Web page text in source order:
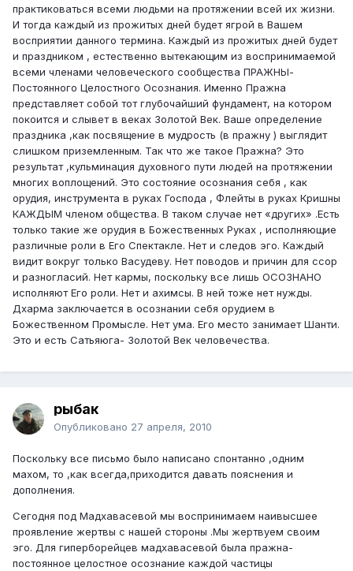
практиковаться всеми людьми на протяжении всей их жизни.
И тогда каждый из прожитых дней будет ягрой в Вашем
восприятии данного термина. Каждый из прожитых дней будет
и праздником , естественно вытекающим из воспринимаемой
всеми членами человеческого сообщества ПРАЖНЫ-
Постоянного Целостного Осознания. Именно Пражна
представляет собой тот глубочайший фундамент, на котором
покоится и слывет в веках Золотой Век. Ваше определение
праздника ,как посвящение в мудрость (в пражну ) выглядит
слишком приземленным. Так что же такое Пражна? Это
результат ,кульминация духовного пути людей на протяжении
многих воплощений. Это состояние осознания себя , как
орудия, инструмента в руках Господа , Флейты в руках Кришны
КАЖДЫМ членом общества. В таком случае нет «других» .Есть
только такие же орудия в Божественных Руках , исполняющие
различные роли в Его Спектакле. Нет и следов эго. Каждый
видит вокруг только Васудеву. Нет поводов и причин для ссор
и разногласий. Нет кармы, поскольку все лишь ОСОЗНАНО
исполняют Его роли. Нет и ахимсы. В ней тоже нет нужды.
Дхарма заключается в осознании себя орудием в
Божественном Промысле. Нет ума. Его место занимает Шанти.
Это и есть Сатьяюга- Золотой Век человечества.
рыбак
Опубликовано 27 апреля, 2010
Поскольку все письмо было написано спонтанно ,одним
махом, то ,как всегда,приходится давать пояснения и
дополнения.
Сегодня под Мадхавасевой мы воспринимаем наивысшее
проявление жертвы с нашей стороны .Мы жертвуем своим
эго. Для гиперборейцев мадхавасевой была пражна-
постоянное целостное осознание каждой частицы